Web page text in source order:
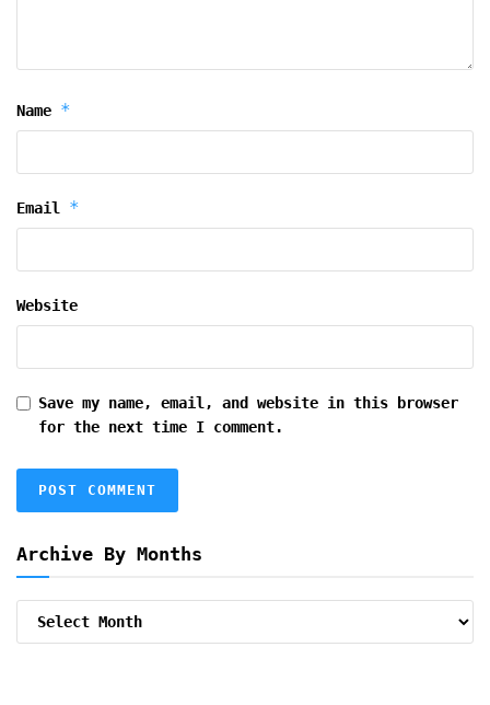
Name *
Email *
Website
Save my name, email, and website in this browser
for the next time I comment.
Archive By Months
Archive